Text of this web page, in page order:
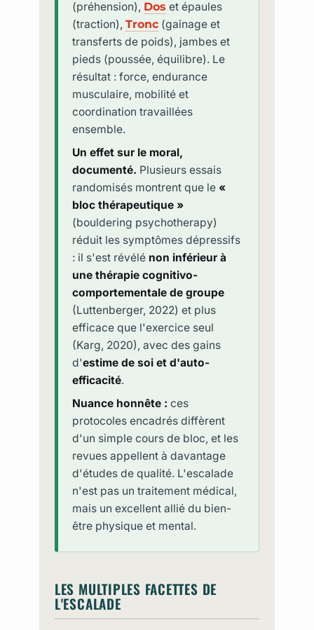
(préhension), Dos et épaules
(traction), Tronc(gainage et
transferts de poids), jambes et
pieds (poussée, équilibre). Le
résultat : force, endurance
musculaire, mobilité et
coordination travaillées
ensemble.
Un effet sur le moral,
documenté. Plusieurs essais
randomisés montrent que le «
bloc thérapeutique »
(bouldering psychotherapy)
réduit les symptômes dépressifs
: il s'est révélé non inférieur à
une thérapie cognitivo-
comportementale de groupe
(Luttenberger, 2022) et plus
efficace que l'exercice seul
(Karg, 2020), avec des gains
d'estime de soi et d'auto-
efficacité.
Nuance honnête : ces
protocoles encadrés diffèrent
d'un simple cours de bloc, et les
revues appellent à davantage
d'études de qualité. L'escalade
n'est pas un traitement médical,
mais un excellent allié du bien-
être physique et mental.
LES MULTIPLES FACETTES DE
L'ESCALADE